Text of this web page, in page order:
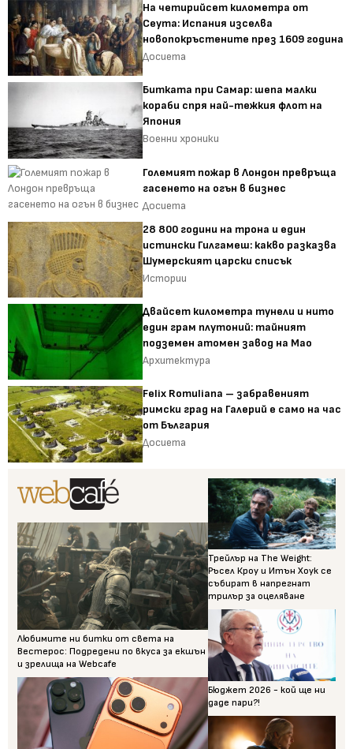
На четирийсет километра от
Сеута: Испания изселва
новопокръстените през 1609 година
Досиета
Битката при Самар: шепа малки
кораби спря най-тежкия флот на
Япония
Военни хроники
Големият пожар в Лондон превръща
гасенето на огън в бизнес
Досиета
28 800 години на трона и един
истински Гилгамеш: какво разказва
Шумерският царски списък
Истории
Двайсет километра тунели и нито
един грам плутоний: тайният
подземен атомен завод на Мао
Архитектура
Felix Romuliana – забравеният
римски град на Галерий е само на час
от България
Досиета
Любимите ни битки от света на
Вестерос: Подредени по вкуса за екшън
и зрелища на Webcafe
Трейлър на The Weight:
Ръсел Кроу и Итън Хоук се
събират в напрегнат
трилър за оцеляване
Бюджет 2026 - кой ще ни
даде пари?!